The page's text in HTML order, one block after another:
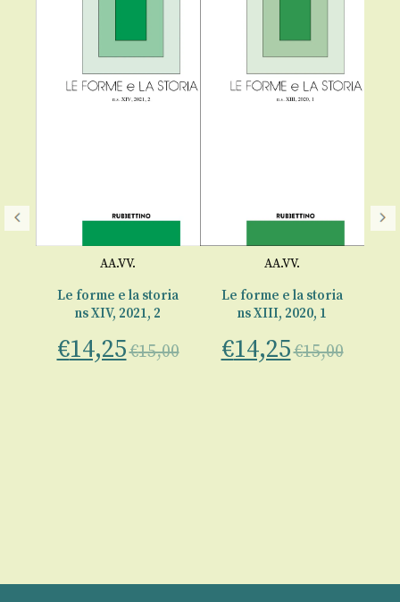
AA.VV.
Le forme e la storia
ns XIV, 2021, 2
€14,25€15,00
AA.VV.
Le forme e la storia
ns XIII, 2020, 1
€14,25€15,00